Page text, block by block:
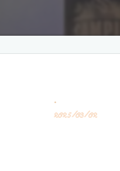
.
2025/03/02